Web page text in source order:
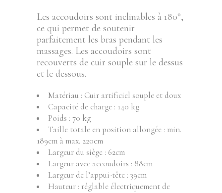
Les accoudoirs sont inclinables à 180°,
ce qui permet de soutenir
parfaitement les bras pendant les
massages. Les accoudoirs sont
recouverts de cuir souple sur le dessus
et le dessous.
Matériau : Cuir artificiel souple et doux
Capacité de charge : 140 kg
Poids : 70 kg
Taille totale en position allongée : min.
189cm à max. 220cm
Largeur du siège : 62cm
Largeur avec accoudoirs : 88cm
Largeur de l’appui-tête : 39cm
Hauteur : réglable électriquement de